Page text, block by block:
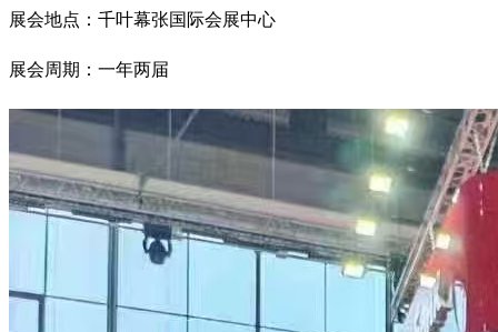
展会地点：千叶幕张国际会展中心
展会周期：一年两届